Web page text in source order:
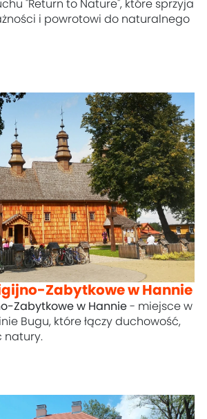
"Return to Nature", które sprzyja
i powrotowi do naturalnego
Zabytkowe w Hannie
Zabytkowe w Hannie - miejsce w
Bugu, które łączy duchowość,
natury.